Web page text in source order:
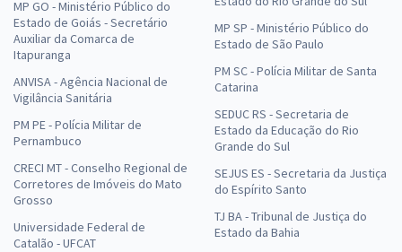
MP GO - Ministério Público do
Estado de Goiás - Secretário
Auxiliar da Comarca de
Itapuranga
ANVISA - Agência Nacional de
Vigilância Sanitária
PM PE - Polícia Militar de
Pernambuco
CRECI MT - Conselho Regional de
Corretores de Imóveis do Mato
Grosso
Universidade Federal de
Catalão - UFCAT
MP SP - Ministério Público do
Estado de São Paulo
PM SC - Polícia Militar de Santa
Catarina
SEDUC RS - Secretaria de
Estado da Educação do Rio
Grande do Sul
SEJUS ES - Secretaria da Justiça
do Espírito Santo
TJ BA - Tribunal de Justiça do
Estado da Bahia